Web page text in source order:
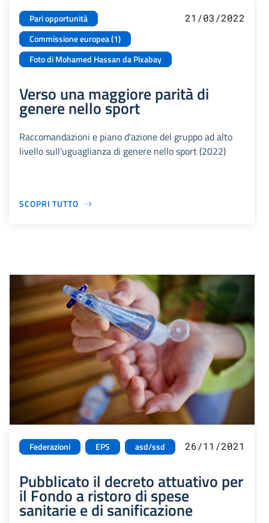
Pari opportunità
Commissione europea (1)
Foto di Mohamed Hassan da Pixabay
21/03/2022
Verso una maggiore parità di
genere nello sport
Raccomandazioni e piano d'azione del gruppo ad alto
livello sull'uguaglianza di genere nello sport (2022)
SCOPRI TUTTO
Federazioni EPS asd/ssd 26/11/2021
Pubblicato il decreto attuativo per
il Fondo a ristoro di spese
sanitarie e di sanificazione